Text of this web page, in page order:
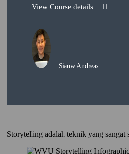
View Course details
Siauw Andreas
Storytelling adalah teknik yang sangat